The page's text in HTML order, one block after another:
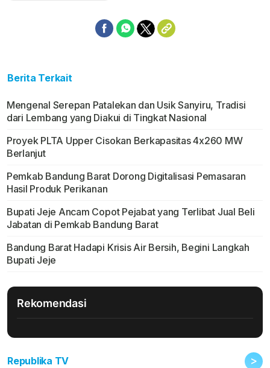
Berita Terkait
Mengenal Serepan Patalekan dan Usik Sanyiru, Tradisi
dari Lembang yang Diakui di Tingkat Nasional
Proyek PLTA Upper Cisokan Berkapasitas 4x260 MW
Berlanjut
Pemkab Bandung Barat Dorong Digitalisasi Pemasaran
Hasil Produk Perikanan
Bupati Jeje Ancam Copot Pejabat yang Terlibat Jual Beli
Jabatan di Pemkab Bandung Barat
Bandung Barat Hadapi Krisis Air Bersih, Begini Langkah
Bupati Jeje
Rekomendasi
Republika TV >